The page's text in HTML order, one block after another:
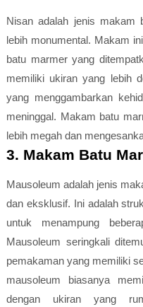
Nisan adalah jenis makam
lebih monumental. Makam
batu marmer yang
memiliki ukiran yang lebih
yang menggambarkan
meninggal. Makam batu
lebih megah dan
3. Makam Batu
Mausoleum adalah jenis
dan eksklusif. Ini adalah
untuk menampung
Mausoleum seringkali
pemakaman yang memiliki
mausoleum biasanya
dengan ukiran yang